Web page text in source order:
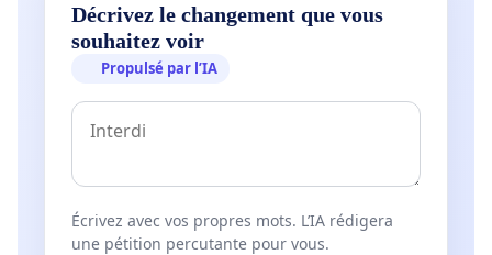
Décrivez le changement que vous
souhaitez voir
Propulsé par l’IA
Écrivez avec vos propres mots. L’IA rédigera
une pétition percutante pour vous.